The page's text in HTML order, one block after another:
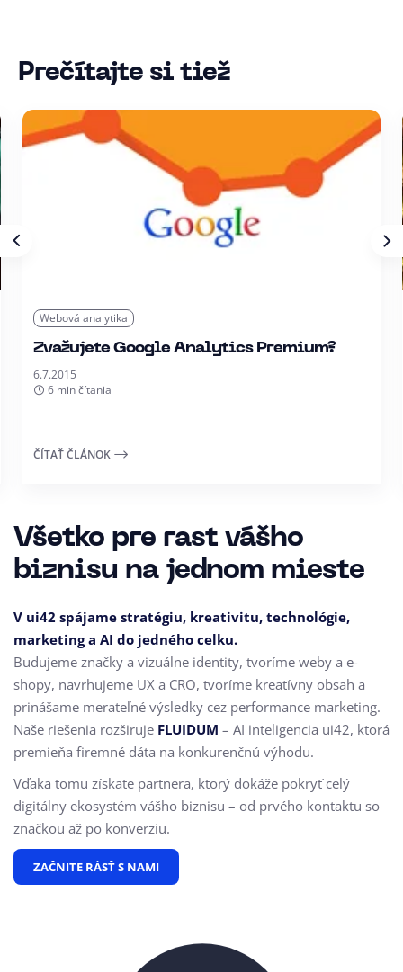
Prečítajte si tiež
Webová analytika
Zvažujete Google Analytics Premium?
6.7.2015
6 min čítania
ČÍTAŤ ČLÁNOK
Všetko pre rast vášho
biznisu na jednom mieste
V ui42 spájame stratégiu, kreativitu, technológie,
marketing a AI do jedného celku.
Budujeme značky a vizuálne identity, tvoríme weby a e-
shopy, navrhujeme UX a CRO, tvoríme kreatívny obsah a
prinášame merateľné výsledky cez performance marketing.
Naše riešenia rozširuje FLUIDUM – AI inteligencia ui42, ktorá
premieňa firemné dáta na konkurenčnú výhodu.
Vďaka tomu získate partnera, ktorý dokáže pokryť celý
digitálny ekosystém vášho biznisu – od prvého kontaktu so
značkou až po konverziu.
ZAČNITE RÁSŤ S NAMI